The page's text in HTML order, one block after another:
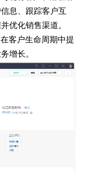
息、跟踪客户互
优化销售渠道。
客户生命周期中提
增长。